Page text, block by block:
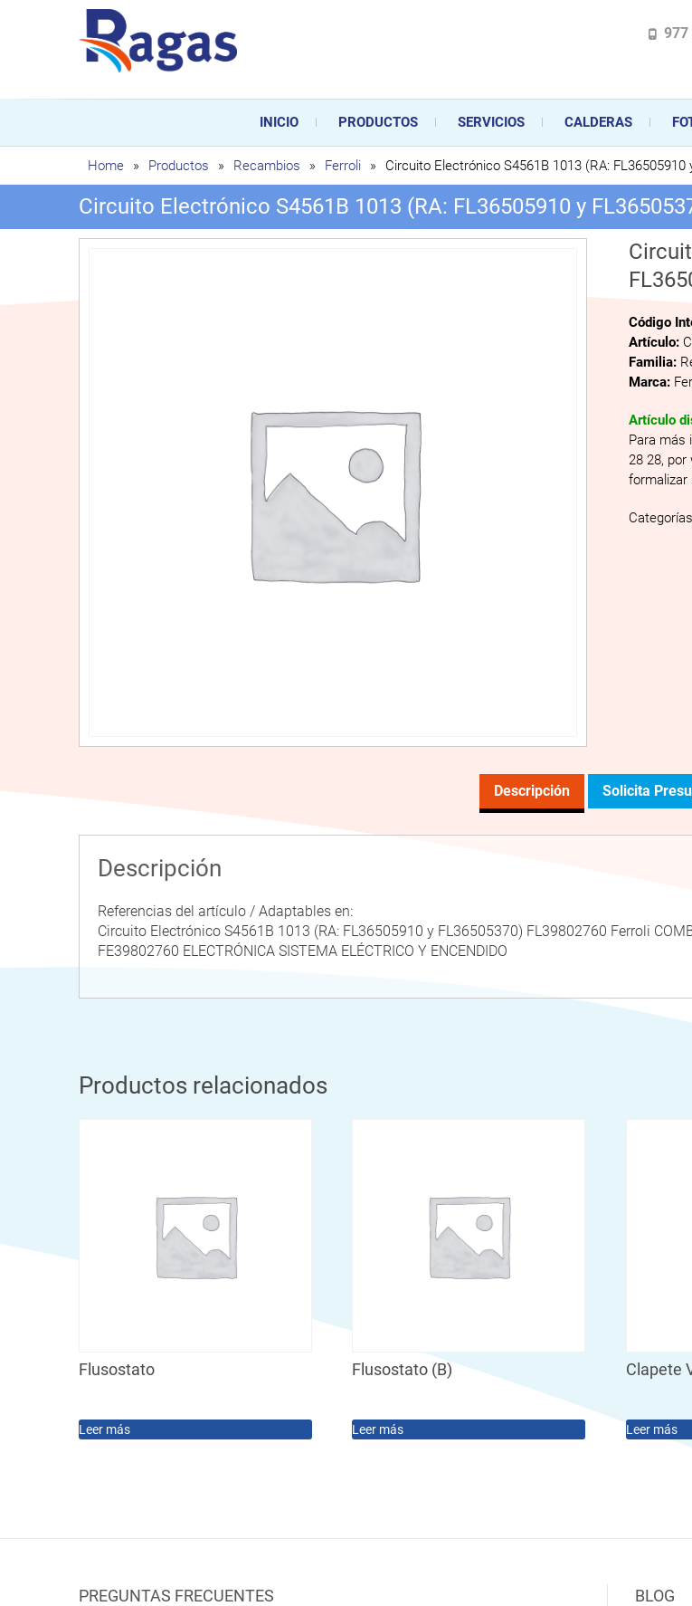
Ragas
Ragas S.L es una empresa especializada en la instalación, comercialización y
durante toda la vida útil de sus aparatos de gas, climatización o electrodomésticos,
977
INICIO PRODUCTOS SERVICIOS CALDERAS
Home » Productos » Recambios » Ferroli » Circuito Electrónico S4561B 1013 (RA: FL36505910
Circuito Electrónico S4561B 1013 (RA: FL36505910 y
Código
Artículo:
Familia:
Marca:
Artículo
Para más
28 28,
formalizar
Descripción Solicita
Descripción
Referencias del artículo / Adaptables en:
Circuito Electrónico S4561B 1013 (RA: FL36505910 y FL36505370) FL39802760 Ferroli
FE39802760 ELECTRÓNICA SISTEMA ELÉCTRICO Y ENCENDIDO
Productos relacionados
Flusostato
Leer más
Flusostato (B)
Leer más
Clapete
Leer más
PREGUNTAS FRECUENTES BLOG